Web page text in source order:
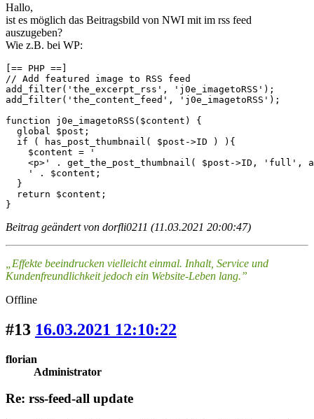
Hallo,
ist es möglich das Beitragsbild von NWI mit im rss feed
auszugeben?
Wie z.B. bei WP:
[== PHP ==]
// Add featured image to RSS feed
add_filter('the_excerpt_rss', 'j0e_imagetoRSS');
add_filter('the_content_feed', 'j0e_imagetoRSS');
function j0e_imagetoRSS($content) {
  global $post;
  if ( has_post_thumbnail( $post->ID ) ){
    $content = '
<p>' . get_the_post_thumbnail( $post->ID, 'full',
    ' . $content;
  }
  return $content;
}
Beitrag geändert von dorfli0211 (11.03.2021 20:00:47)
„Effekte beeindrucken vielleicht einmal. Inhalt, Service und
Kundenfreundlichkeit jedoch ein Website-Leben lang.”
Offline
#13 16.03.2021 12:10:22
florian
Administrator
Re: rss-feed-all update